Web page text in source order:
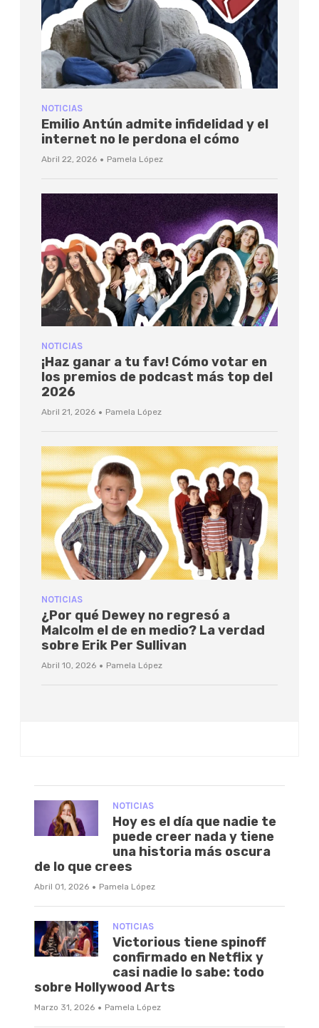
NOTICIAS
Emilio Antún admite infidelidad y el
internet no le perdona el cómo
Abril 22, 2026 · Pamela López
NOTICIAS
¡Haz ganar a tu fav! Cómo votar en
los premios de podcast más top del
2026
Abril 21, 2026 · Pamela López
NOTICIAS
¿Por qué Dewey no regresó a
Malcolm el de en medio? La verdad
sobre Erik Per Sullivan
Abril 10, 2026 · Pamela López
NOTICIAS
Hoy es el día que nadie te
puede creer nada y tiene
una historia más oscura
de lo que crees
Abril 01, 2026 · Pamela López
NOTICIAS
Victorious tiene spinoff
confirmado en Netflix y
casi nadie lo sabe: todo
sobre Hollywood Arts
Marzo 31, 2026 · Pamela López